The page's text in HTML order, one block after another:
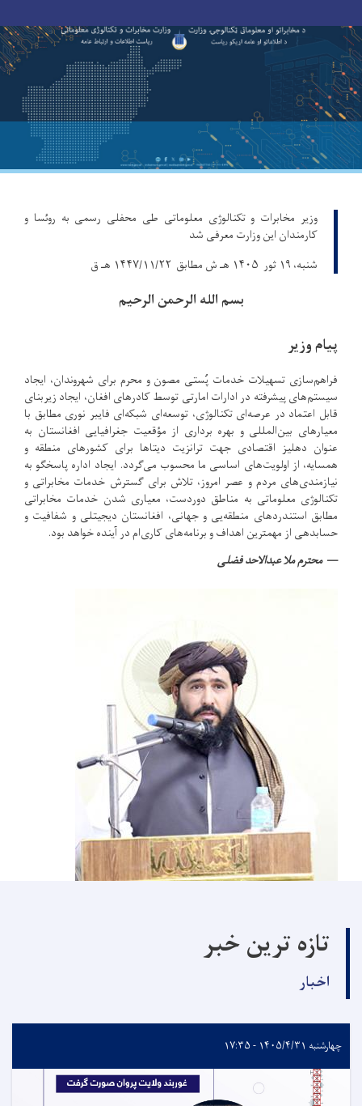
Skip
to
main
content
وزیر مخابرات و تکنالوژی معلوماتی طی محفلی رسمی به روئسا و
کارمندان این وزارت معرفی شد
شنبه، ۱۹ ثور ۱۴۰۵ هـ ش مطابق ۱۴۴۷/۱۱/۲۲ هـ ق
بسم الله الرحمن الرحیم
پیام وزیر
فراهم‌سازی تسهیلات خدمات پُستی مصون و محرم برای شهروندان، ایجاد
سیستم‌های پیشرفته در ادارات امارتی توسط کادرهای افغان، ایجاد زیربنای
قابل اعتماد در عرصه‌ای تکنالوژی، توسعه‌ای شبکه‌ای فایبر نوری مطابق با
معیارهای بین‌المللی و بهره ‌برداری از مؤقعیت جغرافیایی افغانستان به
‌عنوان دهلیز اقتصادی جهت ترانزیت دیتا‌ها برای کشورهای منطقه و
همسایه، از اولویت‌های اساسی ما محسوب می‌گردد. ایجاد اداره پاسخگو به
نیازمندی‌های مردم و عصر امروز، تلاش برای گسترش خدمات مخابراتی و
تکنالوژی معلوماتی به مناطق دوردست، ‏معیاری شدن خدمات مخابراتی
مطابق استندردهای منطقه‌یی و جهانی، افغانستان دیجیتلی و شفافیت و
حسابدهی از مهمترین ‏اهداف و برنامه‌های کاری‌ام در آینده خواهد بود.‏
محترم ملا عبدالاحد فضلی
تازه ترین خبر
اخبار
چهارشنبه ۱۴۰۵/۴/۳۱ - ۱۷:۳۵